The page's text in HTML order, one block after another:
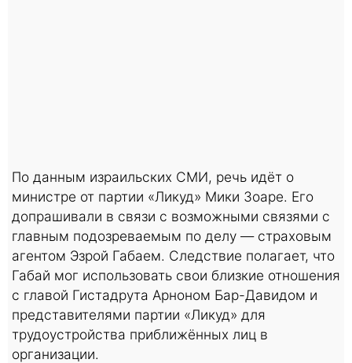
По данным израильских СМИ, речь идёт о
министре от партии «Ликуд» Мики Зоаре. Его
допрашивали в связи с возможными связями с
главным подозреваемым по делу — страховым
агентом Эзрой Габаем. Следствие полагает, что
Габай мог использовать свои близкие отношения
с главой Гистадрута Арноном Бар-Давидом и
представителями партии «Ликуд» для
трудоустройства приближённых лиц в
организации.